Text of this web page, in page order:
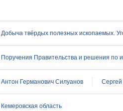
Добыча твёрдых полезных ископаемых.
Поручения Правительства и решения по
Антон Германович Силуанов Сергей
Кемеровская область
и Михаил
инновации. Некоммерческие
Благотворительность
поздравила